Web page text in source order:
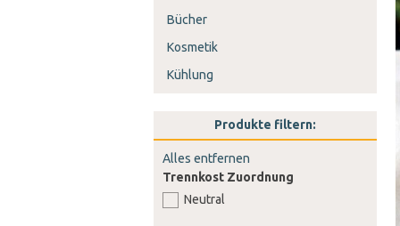
Bücher
Kosmetik
Kühlung
Produkte filtern:
Alles entfernen
Trennkost Zuordnung
Neutral